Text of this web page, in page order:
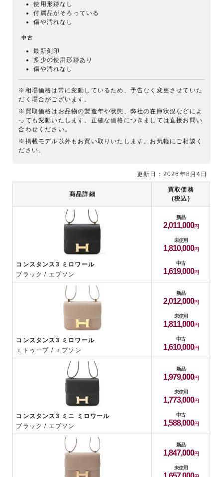
使用形跡なし
付属品がそろっている
傷や汚れなし
中古
最新刻印
多少の使用形跡あり
傷や汚れなし
※相場価格は常に変動しているため、予告なく変更させていた
だく場合がございます。
※買取価格はお品物の製造年や状態、弊社の在庫状況などによ
っても変動いたします。正確な価格につきましては直接お問い
合わせください。
※掲載モデル以外もお買い取りいたします。お気軽にご相談く
ださい。
商品詳細
買取価格
(税込)
コンスタンス3 ミロワール
ブラック / エプソン
新品
2,011,000
未使用
1,810,000
中古
1,619,000
コンスタンス3 ミロワール
エトゥープ / エプソン
新品
2,012,000
未使用
1,811,000
中古
1,610,000
コンスタンス3 ミニ ミロワール
ブラック / エプソン
新品
1,979,000
未使用
1,773,000
中古
1,588,000
新品
1,847,000
未使用
更新日：2026年8月4日